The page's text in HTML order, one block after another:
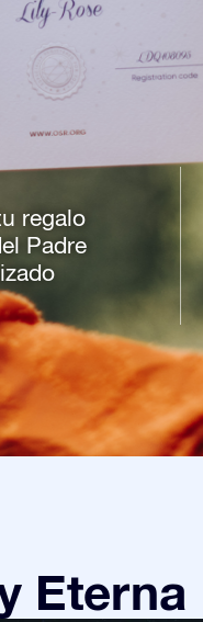
regalo
Padre
Eterna